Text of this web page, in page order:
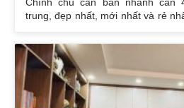
trung, đẹp nhất, mới nhất và rẻ
nên cần bán lại để đầu tư cái
Hướng: TB, ban công Đông Nam.
174m². Nội thất đẹp thiết kế
khách, bếp, thiết bị vệ sinh tất cả
Nhà đã có sổ pháp